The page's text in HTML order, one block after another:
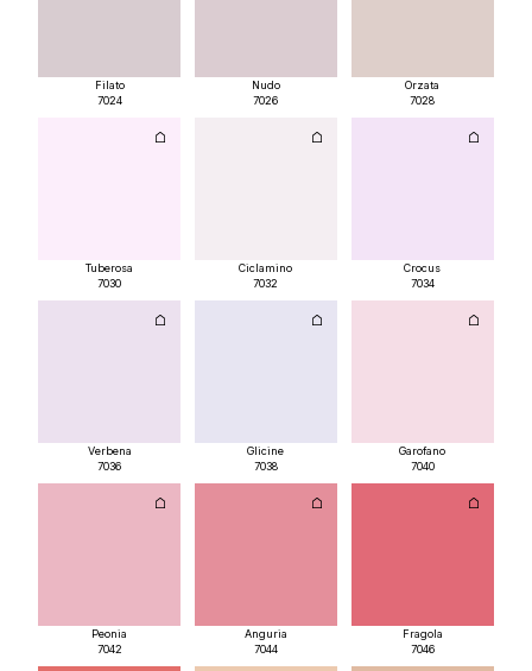
Filato
7024
Nudo
7026
Orzata
7028
Tuberosa
7030
Ciclamino
7032
Crocus
7034
Verbena
7036
Glicine
7038
Garofano
7040
Peonia
7042
Anguria
7044
Fragola
7046